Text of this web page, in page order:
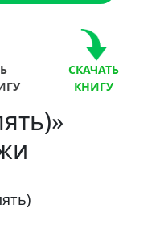
СКАЧАТЬ
КНИГУ